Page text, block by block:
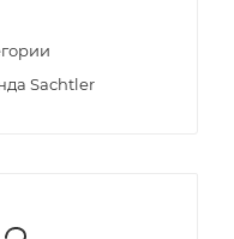
Sachtler